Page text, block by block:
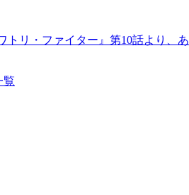
リ・ファイター』第10話より、
覧